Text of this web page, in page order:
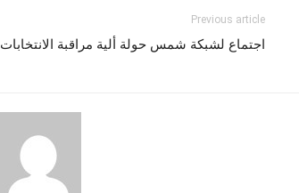
Previous article
اجتماع لشبكة شمس حولة ألية مراقبة الانتخابات